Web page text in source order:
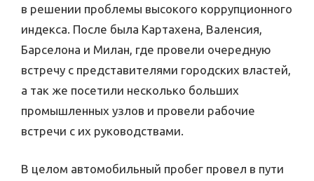
в решении проблемы высокого коррупционного
индекса. После была Картахена, Валенсия,
Барселона и Милан, где провели очередную
встречу с представителями городских властей,
а так же посетили несколько больших
промышленных узлов и провели рабочие
встречи с их руководствами.
В целом автомобильный пробег провел в пути